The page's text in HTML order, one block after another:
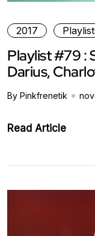
2017
Playlist #79 :
Darius,
By Pinkfrenetik
Read Article